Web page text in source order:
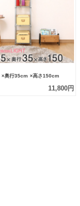
×奥行35cm ×高さ150cm
11,800円